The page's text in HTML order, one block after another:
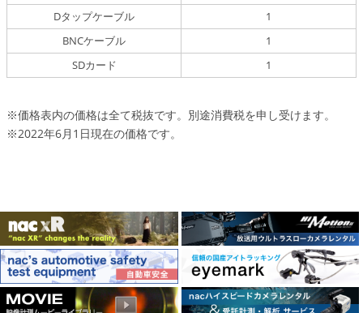
Dタップケーブル
1
BNCケーブル
1
SDカード
1
※価格表内の価格は全て税抜です。別途消費税を申し受けます。
※2022年6月1日現在の価格です。